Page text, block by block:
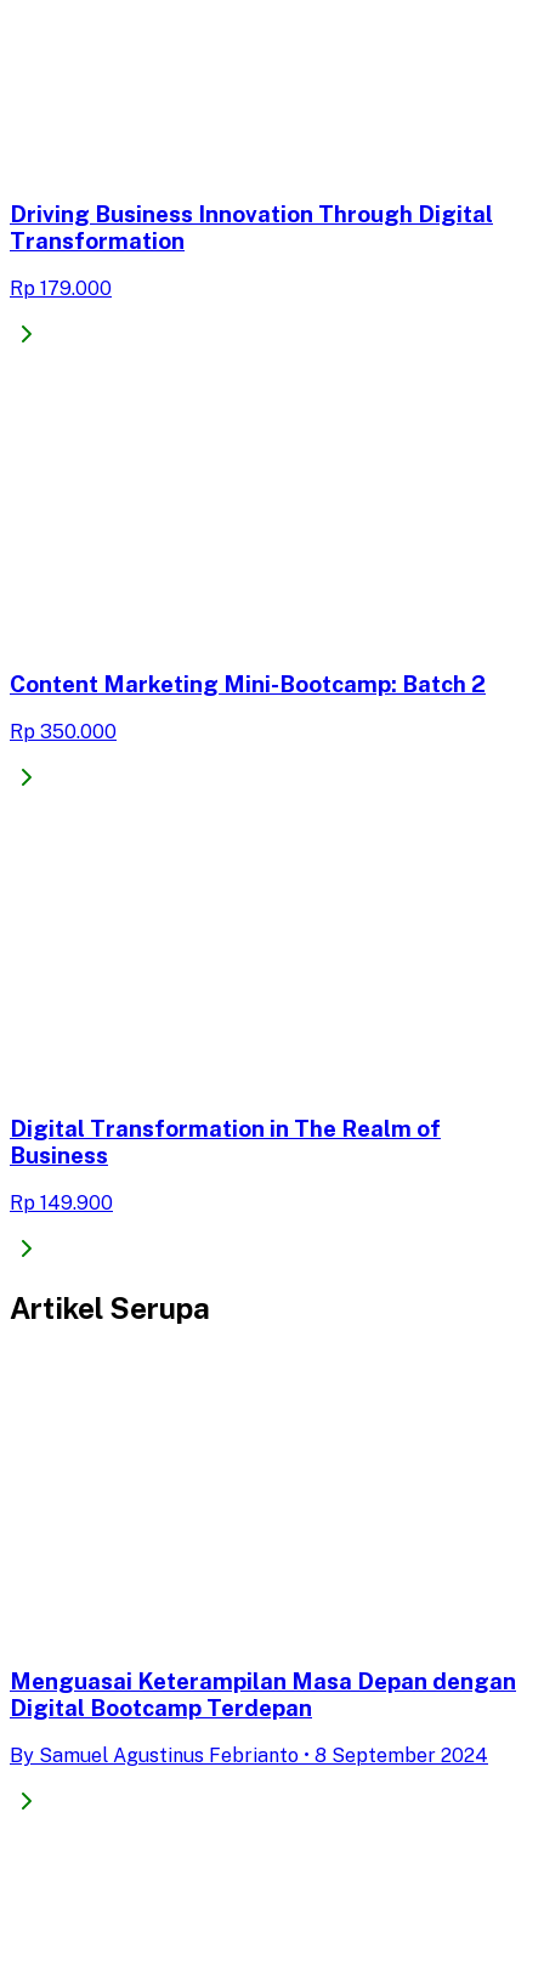
Driving Business Innovation Through Digital
Transformation
Rp 179.000
Content Marketing Mini-Bootcamp​: Batch 2
Rp 350.000
Digital Transformation in The Realm of
Business
Rp 149.900
Artikel Serupa
Menguasai Keterampilan Masa Depan dengan
Digital Bootcamp Terdepan
By Samuel Agustinus Febrianto • 8 September 2024